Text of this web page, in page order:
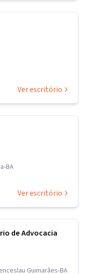
Ver escritório
BA
Ver escritório
de Advocacia
Guimarães-BA